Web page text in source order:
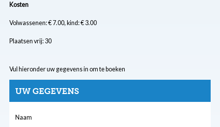
Kosten
Volwassenen: € 7.00, kind: € 3.00
Plaatsen vrij: 30
Vul hieronder uw gegevens in om te boeken
UW GEGEVENS
Naam